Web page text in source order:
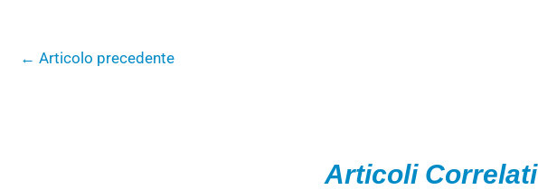
← Articolo precedente
Articoli Correlati